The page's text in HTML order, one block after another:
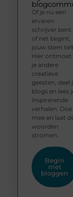
Of je nu een
ervaren
schrijver bent
of net begint,
jouw stem telt.
Hier ontmoet
je andere
creatieve
geesten, deel
blogs en lees
inspirerende
verhalen. Doe
mee en laat
woorden
stromen.
Begin
met
bloggen